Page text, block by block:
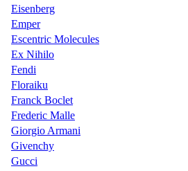
Eisenberg
Emper
Escentric Molecules
Ex Nihilo
Fendi
Floraiku
Franck Boclet
Frederic Malle
Giorgio Armani
Givenchy
Gucci